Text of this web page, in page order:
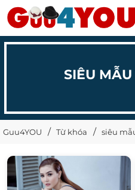
SIÊU
Guu4YOU Từ khóa siêu